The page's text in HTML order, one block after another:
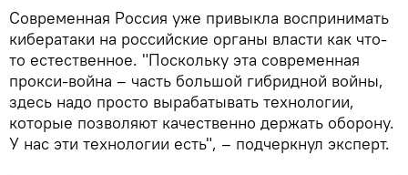
Современная Россия уже привыкла воспринимать
кибератаки на российские органы власти как что-
то естественное. "Поскольку эта современная
прокси-война – часть большой гибридной войны,
здесь надо просто вырабатывать технологии,
которые позволяют качественно держать оборону.
У нас эти технологии есть", – подчеркнул эксперт.